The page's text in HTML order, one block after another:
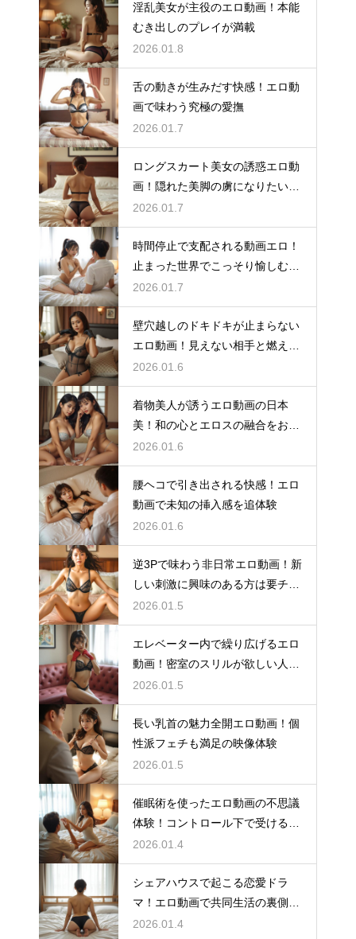
淫乱美女が主役のエロ動画！本能
むき出しのプレイが満載
2026.01.8
舌の動きが生みだす快感！エロ動
画で味わう究極の愛撫
2026.01.7
ロングスカート美女の誘惑エロ動
画！隠れた美脚の虜になりたい方
へ
2026.01.7
時間停止で支配される動画エロ！
止まった世界でこっそり愉しむ快
楽
2026.01.7
壁穴越しのドキドキが止まらない
エロ動画！見えない相手と燃える
シチュ
2026.01.6
着物美人が誘うエロ動画の日本
美！和の心とエロスの融合をお楽
しみ
2026.01.6
腰ヘコで引き出される快感！エロ
動画で未知の挿入感を追体験
2026.01.6
逆3Pで味わう非日常エロ動画！新
しい刺激に興味のある方は要チェ
ック
2026.01.5
エレベーター内で繰り広げるエロ
動画！密室のスリルが欲しい人向
け
2026.01.5
長い乳首の魅力全開エロ動画！個
性派フェチも満足の映像体験
2026.01.5
催眠術を使ったエロ動画の不思議
体験！コントロール下で受ける快
感は格別
2026.01.4
シェアハウスで起こる恋愛ドラ
マ！エロ動画で共同生活の裏側を
知る
2026.01.4